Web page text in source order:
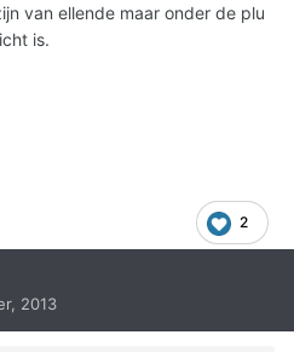
van ellende maar onder de plu
is.
2
2013